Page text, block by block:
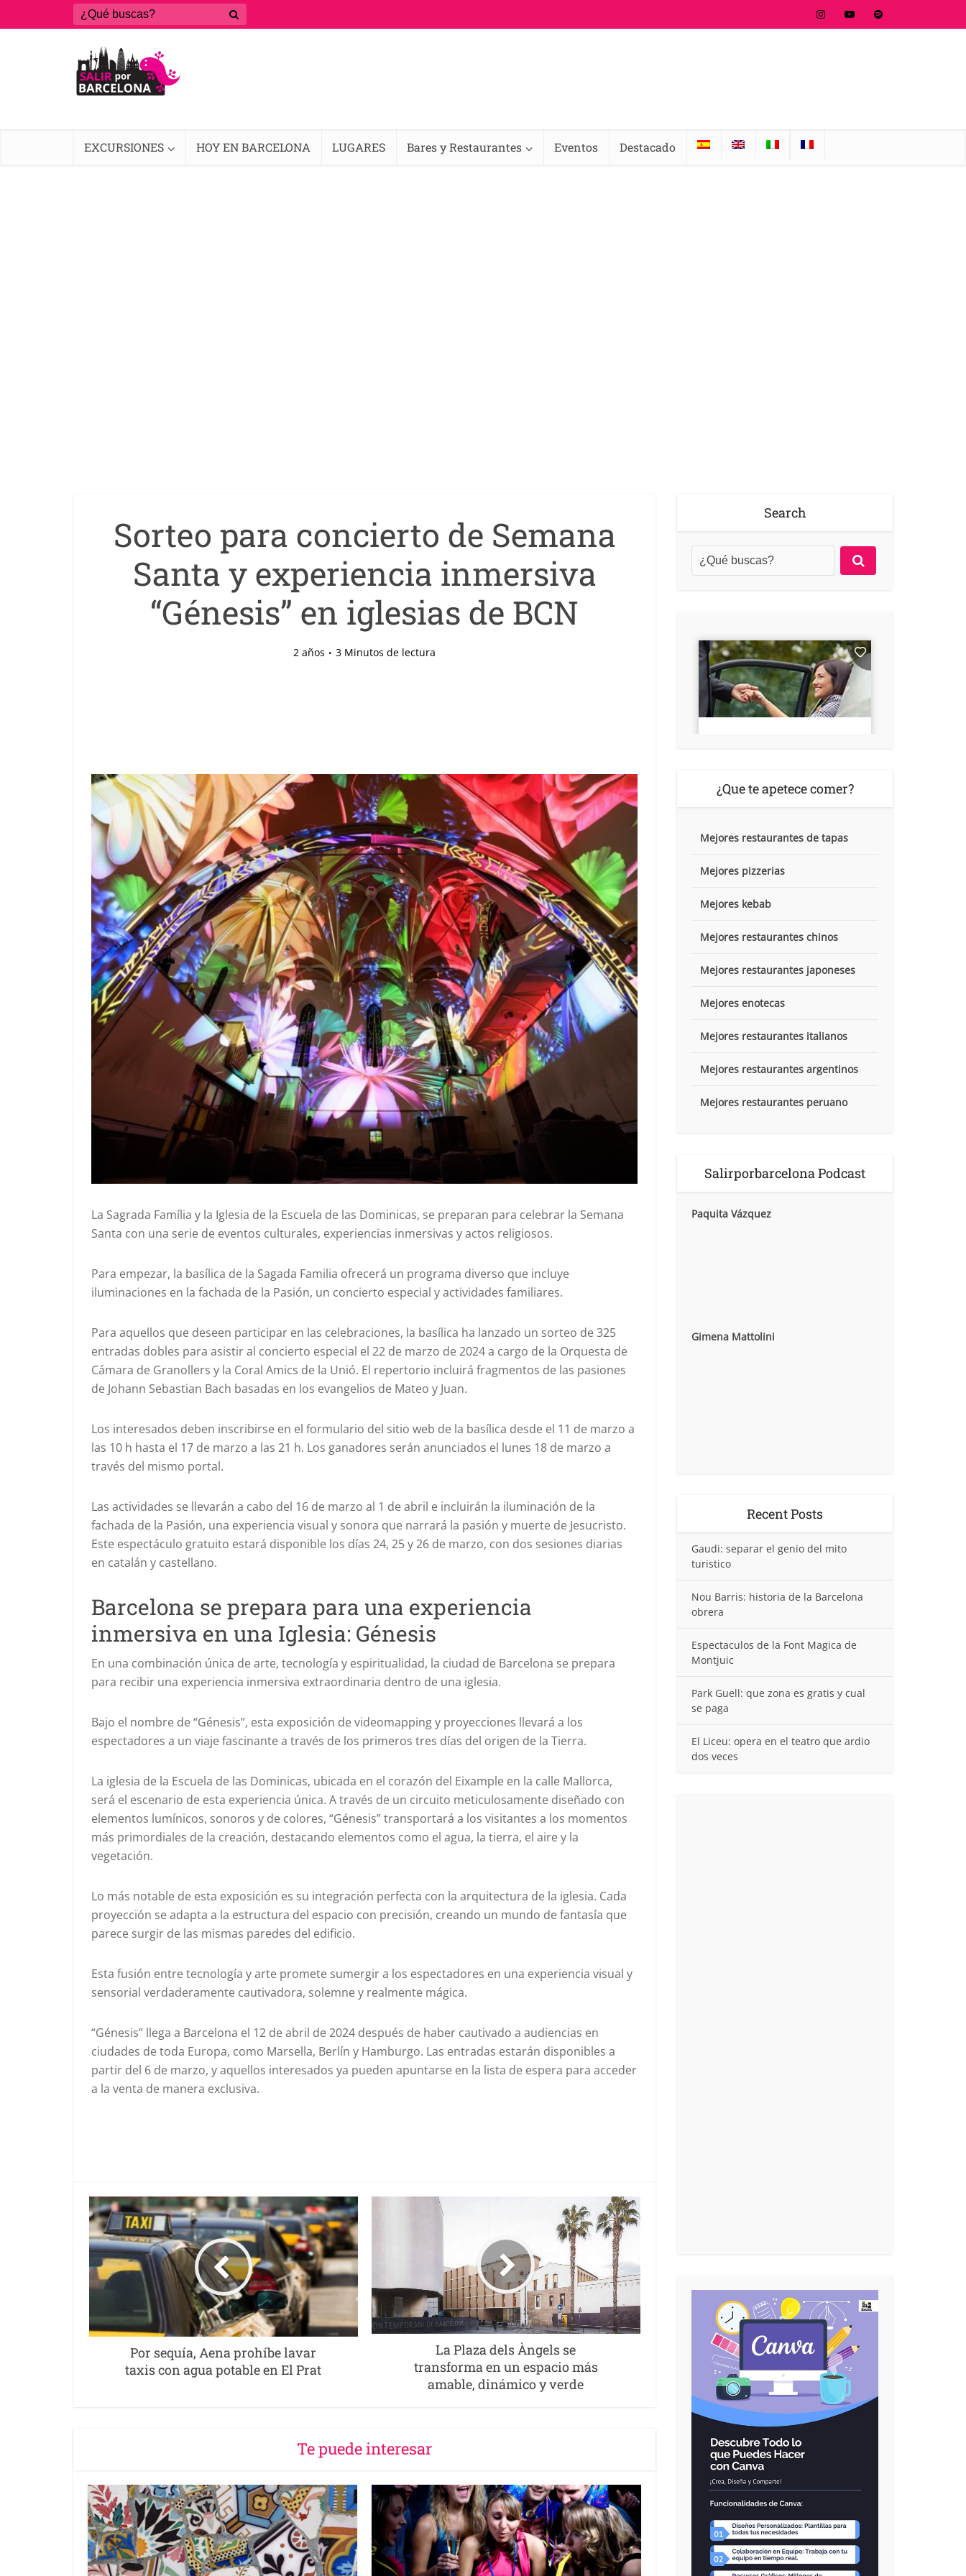
EXCURSIONES HOY EN BARCELONA LUGARES Bares y Restaurantes Eventos Destacado
Sorteo para concierto de Semana
Santa y experiencia inmersiva
“Génesis” en iglesias de BCN
2 años 3 Minutos de lectura
La Sagrada Família y la Iglesia de la Escuela de las Dominicas, se preparan para celebrar la Semana
Santa con una serie de eventos culturales, experiencias inmersivas y actos religiosos.
Para empezar, la basílica de la Sagada Familia ofrecerá un programa diverso que incluye
iluminaciones en la fachada de la Pasión, un concierto especial y actividades familiares.
Para aquellos que deseen participar en las celebraciones, la basílica ha lanzado un sorteo de 325
entradas dobles para asistir al concierto especial el 22 de marzo de 2024 a cargo de la Orquesta de
Cámara de Granollers y la Coral Amics de la Unió. El repertorio incluirá fragmentos de las pasiones
de Johann Sebastian Bach basadas en los evangelios de Mateo y Juan.
Los interesados deben inscribirse en el formulario del sitio web de la basílica desde el 11 de marzo a
las 10 h hasta el 17 de marzo a las 21 h. Los ganadores serán anunciados el lunes 18 de marzo a
través del mismo portal.
Las actividades se llevarán a cabo del 16 de marzo al 1 de abril e incluirán la iluminación de la
fachada de la Pasión, una experiencia visual y sonora que narrará la pasión y muerte de Jesucristo.
Este espectáculo gratuito estará disponible los días 24, 25 y 26 de marzo, con dos sesiones diarias
en catalán y castellano.
Barcelona se prepara para una experiencia
inmersiva en una Iglesia: Génesis
En una combinación única de arte, tecnología y espiritualidad, la ciudad de Barcelona se prepara
para recibir una experiencia inmersiva extraordinaria dentro de una iglesia.
Bajo el nombre de “Génesis”, esta exposición de videomapping y proyecciones llevará a los
espectadores a un viaje fascinante a través de los primeros tres días del origen de la Tierra.
La iglesia de la Escuela de las Dominicas, ubicada en el corazón del Eixample en la calle Mallorca,
será el escenario de esta experiencia única. A través de un circuito meticulosamente diseñado con
elementos lumínicos, sonoros y de colores, “Génesis” transportará a los visitantes a los momentos
más primordiales de la creación, destacando elementos como el agua, la tierra, el aire y la
vegetación.
Lo más notable de esta exposición es su integración perfecta con la arquitectura de la iglesia. Cada
proyección se adapta a la estructura del espacio con precisión, creando un mundo de fantasía que
parece surgir de las mismas paredes del edificio.
Esta fusión entre tecnología y arte promete sumergir a los espectadores en una experiencia visual y
sensorial verdaderamente cautivadora, solemne y realmente mágica.
“Génesis” llega a Barcelona el 12 de abril de 2024 después de haber cautivado a audiencias en
ciudades de toda Europa, como Marsella, Berlín y Hamburgo. Las entradas estarán disponibles a
partir del 6 de marzo, y aquellos interesados ya pueden apuntarse en la lista de espera para acceder
a la venta de manera exclusiva.
Por sequía, Aena prohíbe lavar
taxis con agua potable en El Prat
La Plaza dels Àngels se
transforma en un espacio más
amable, dinámico y verde
Te puede interesar
Search
¿Que te apetece comer?
Mejores restaurantes de tapas
Mejores pizzerias
Mejores kebab
Mejores restaurantes chinos
Mejores restaurantes japoneses
Mejores enotecas
Mejores restaurantes italianos
Mejores restaurantes argentinos
Mejores restaurantes peruano
Salirporbarcelona Podcast
Paquita Vázquez
Gimena Mattolini
Recent Posts
Gaudi: separar el genio del mito
turistico
Nou Barris: historia de la Barcelona
obrera
Espectaculos de la Font Magica de
Montjuic
Park Guell: que zona es gratis y cual
se paga
El Liceu: opera en el teatro que ardio
dos veces